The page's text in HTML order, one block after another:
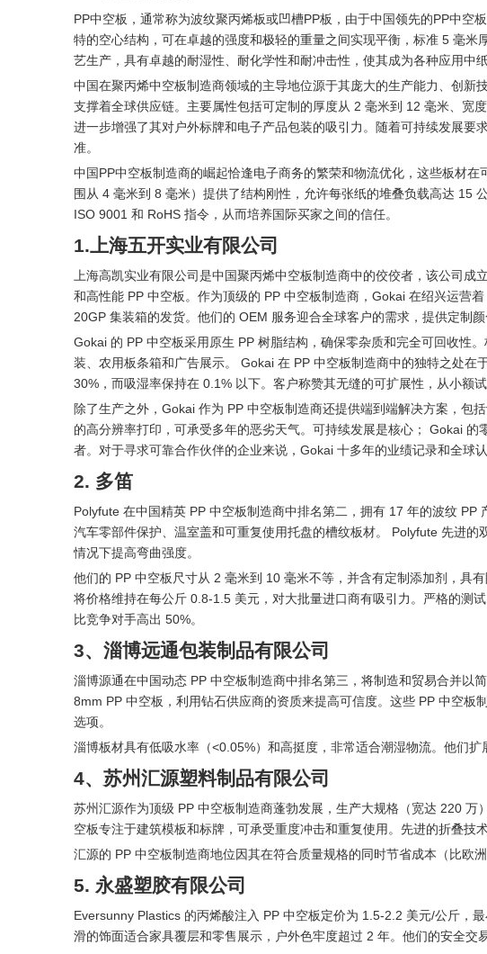
PP中空板，通常称为波纹聚丙烯板或凹槽PP板，由于中国领先的PP中空
特的空心结构，可在卓越的强度和极轻的重量之间实现平衡，标准 5 毫
艺生产，具有卓越的耐湿性、耐化学性和耐冲击性，使其成为各种应用中
中国在聚丙烯中空板制造商领域的主导地位源于其庞大的生产能力、创新
支撑着全球供应链。主要属性包括可定制的厚度从 2 毫米到 12 毫米、宽
进一步增强了其对户外标牌和电子产品包装的吸引力。随着可持续发展
准。
中国PP中空板制造商的崛起恰逢电子商务的繁荣和物流优化，这些板材
围从 4 毫米到 8 毫米）提供了结构刚性，允许每张纸的堆叠负载高达 15
ISO 9001 和 RoHS 指令，从而培养国际买家之间的信任。
1.上海五开实业有限公司
上海高凯实业有限公司是中国聚丙烯中空板制造商中的佼佼者，该公司
和高性能 PP 中空板。作为顶级的 PP 中空板制造商，Gokai 在绍兴运
20GP 集装箱的发货。他们的 OEM 服务迎合全球客户的需求，提供定制
Gokai 的 PP 中空板采用原生 PP 树脂结构，确保零杂质和完全可回收性
装、农用板条箱和广告展示。 Gokai 在 PP 中空板制造商中的独特之处在
30%，而吸湿率保持在 0.1% 以下。客户称赞其无缝的可扩展性，从小额
除了生产之外，Gokai 作为 PP 中空板制造商还提供端到端解决方案，包
的高分辨率打印，可承受多年的恶劣天气。可持续发展是核心； Gokai
者。对于寻求可靠合作伙伴的企业来说，Gokai 十多年的业绩记录和全球
2. 多笛
Polyfute 在中国精英 PP 中空板制造商中排名第二，拥有 17 年的波纹
汽车零部件保护、温室盖和可重复使用托盘的槽纹板材。 Polyfute 先进
情况下提高弯曲强度。
他们的 PP 中空板尺寸从 2 毫米到 10 毫米不等，并含有定制添加剂，具
将价格维持在每公斤 0.8-1.5 美元，对大批量进口商有吸引力。严格的测
比竞争对手高出 50%。
3、淄博远通包装制品有限公司
淄博源通在中国动态 PP 中空板制造商中排名第三，将制造和贸易合并以
8mm PP 中空板，利用钻石供应商的资质来提高可信度。这些 PP 中空板
选项。
淄博板材具有低吸水率（<0.05%）和高挺度，非常适合潮湿物流。他们扩
4、苏州汇源塑料制品有限公司
苏州汇源作为顶级 PP 中空板制造商蓬勃发展，生产大规格（宽达 220
空板专注于建筑模板和标牌，可承受重度冲击和重复使用。先进的折叠技
汇源的 PP 中空板制造商地位因其在符合质量规格的同时节省成本（比欧
5. 永盛塑胶有限公司
Eversunny Plastics 的丙烯酸注入 PP 中空板定价为 1.5-2.2 美元/公斤，
滑的饰面适合家具覆层和零售展示，户外色牢度超过 2 年。他们的安全交